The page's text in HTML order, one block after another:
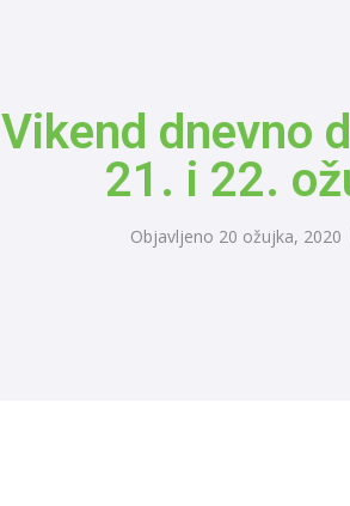
Vikend dnevno
21. i 22.
Objavljeno 20 ožujka, 2020